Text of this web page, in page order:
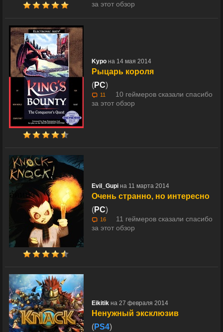
за этот обзор
Kypo на 14 мая 2014
Рыцарь короля
(PC)
11
10 геймеров сказали спасибо
за этот обзор
Evil_Gupi на 11 марта 2014
Очень странно, но интересно
(PC)
16
11 геймеров сказали спасибо
за этот обзор
Eikitik на 27 февраля 2014
Ненужный эксклюзив
(PS4)